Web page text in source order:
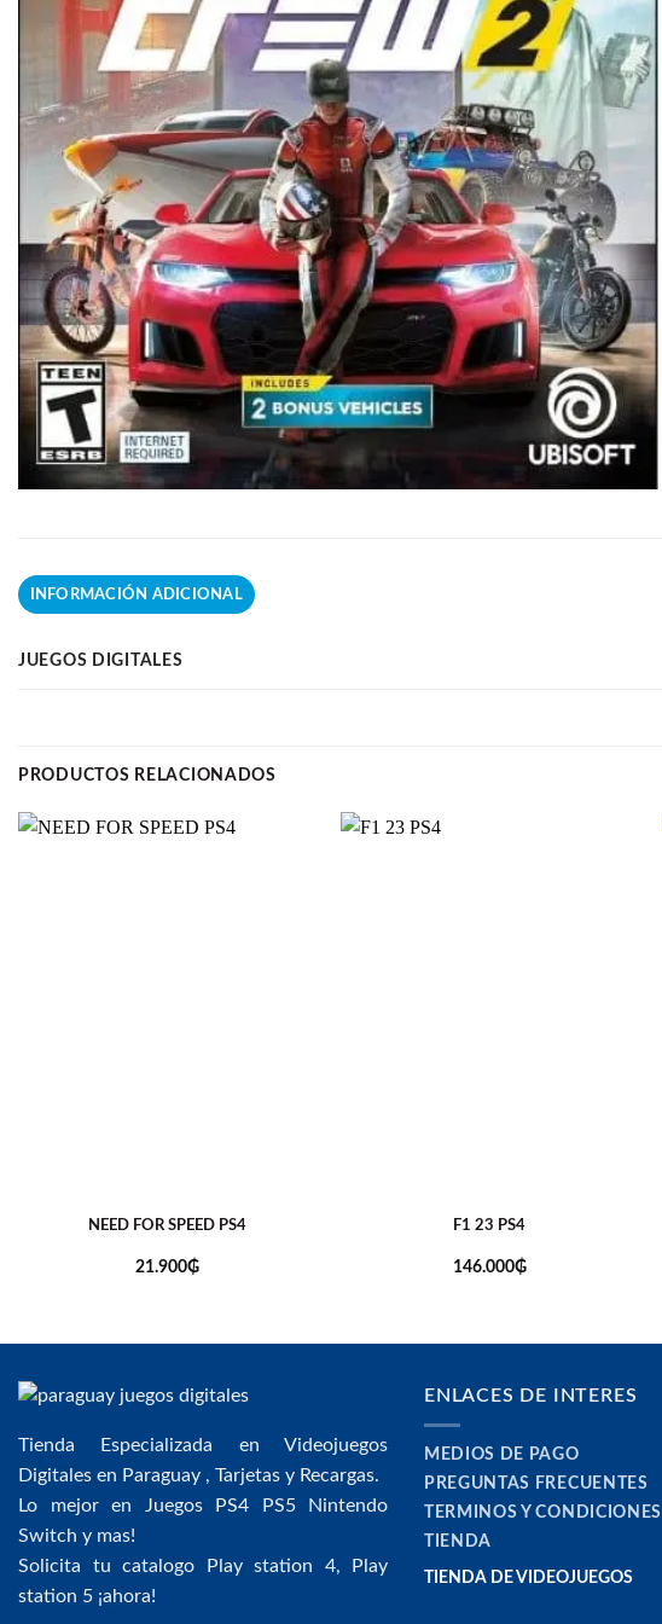
INFORMACIÓN ADICIONAL
JUEGOS DIGITALES
PRODUCTOS RELACIONADOS
NEED FOR SPEED PS4
21.900₲
F1 23 PS4
146.000₲
Tienda Especializada en Videojuegos
Digitales en Paraguay , Tarjetas y Recargas.
Lo mejor en Juegos PS4 PS5 Nintendo
Switch y mas!
Solicita tu catalogo Play station 4, Play
station 5 ¡ahora!
ENLACES DE INTERES
MEDIOS DE PAGO
PREGUNTAS FRECUENTES
TERMINOS Y CONDICIONES
TIENDA
TIENDA DE VIDEOJUEGOS